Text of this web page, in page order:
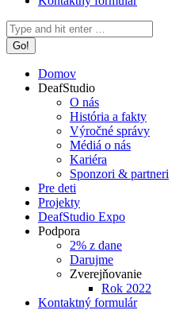
Search:
Domov
DeafStudio
O nás
História a fakty
Výročné správy
Médiá o nás
Kariéra
Sponzori & partneri
Pre deti
Projekty
DeafStudio Expo
Podpora
2% z dane
Darujme
Zverejňovanie
Rok 2022
Kontaktný formulár